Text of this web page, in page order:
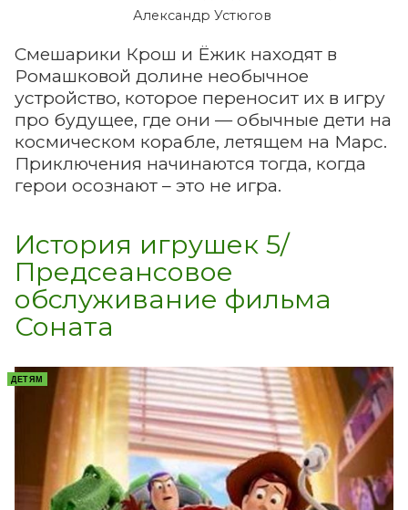
Александр Устюгов
Смешарики Крош и Ёжик находят в
Ромашковой долине необычное
устройство, которое переносит их в игру
про будущее, где они — обычные дети на
космическом корабле, летящем на Марс.
Приключения начинаются тогда, когда
герои осознают – это не игра.
История игрушек 5/
Предсеансовое
обслуживание фильма
Соната
ДЕТЯМ